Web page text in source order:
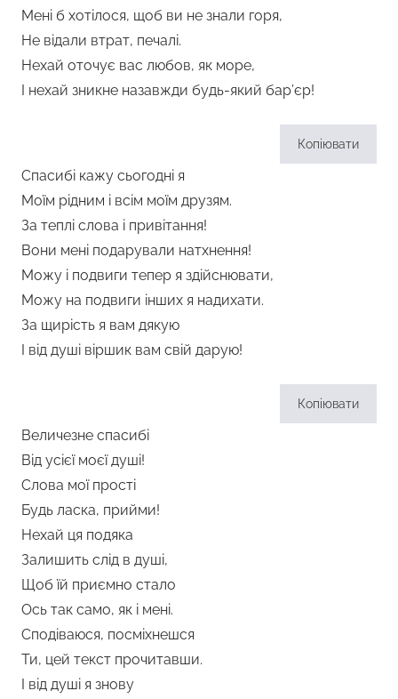
Мені б хотілося, щоб ви не знали горя,
Не відали втрат, печалі.
Нехай оточує вас любов, як море,
І нехай зникне назавжди будь-який бар’єр!
Копіювати
Спасибі кажу сьогодні я
Моїм рідним і всім моїм друзям.
За теплі слова і привітання!
Вони мені подарували натхнення!
Можу і подвиги тепер я здійснювати,
Можу на подвиги інших я надихати.
За щирість я вам дякую
І від душі віршик вам свій дарую!
Копіювати
Величезне спасибі
Від усієї моєї душі!
Слова мої прості
Будь ласка, прийми!
Нехай ця подяка
Залишить слід в душі,
Щоб їй приємно стало
Ось так само, як і мені.
Сподіваюся, посміхнешся
Ти, цей текст прочитавши.
І від душі я знову